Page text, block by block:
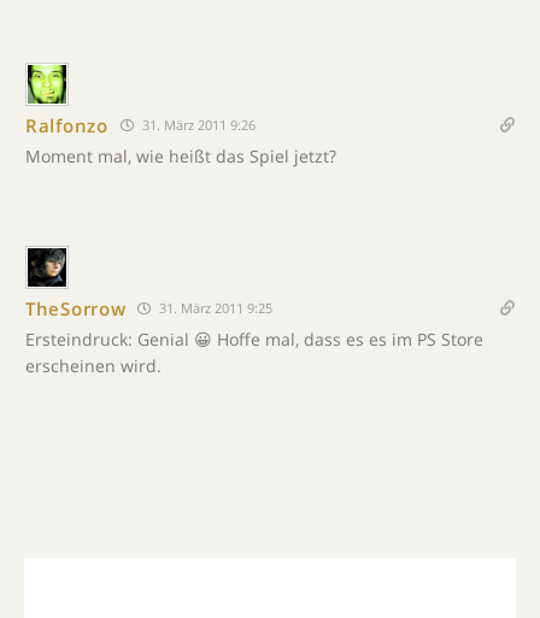
Ralfonzo 31. März 2011 9:26
Moment mal, wie heißt das Spiel jetzt?
TheSorrow 31. März 2011 9:25
Ersteindruck: Genial 😀 Hoffe mal, dass es es im PS Store
erscheinen wird.